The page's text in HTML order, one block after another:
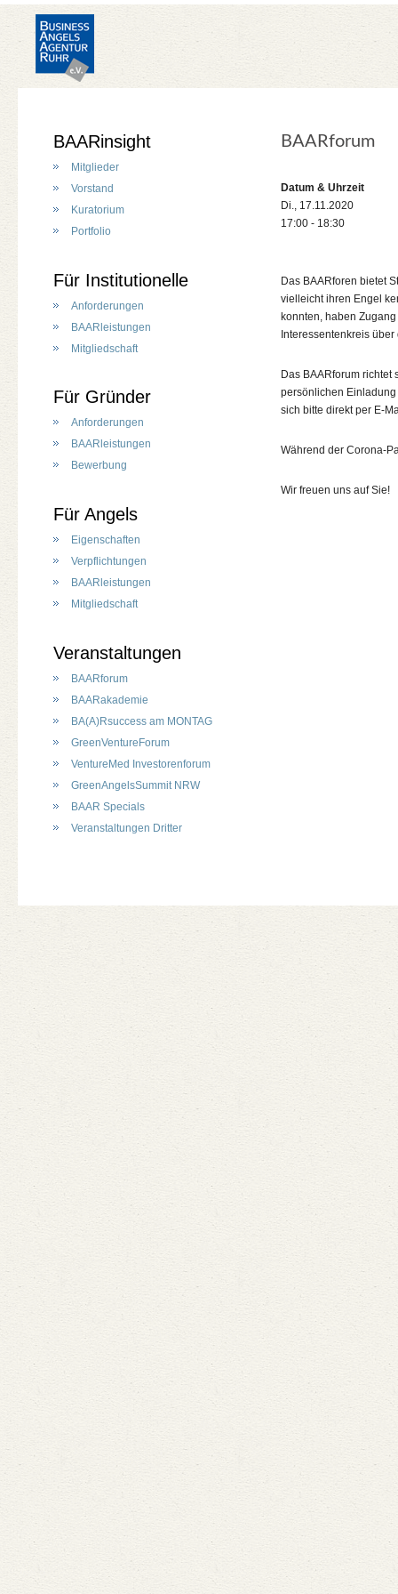
BAARforum
Datum & Uhrzeit
Di., 17.11.2020
17:00 - 18:30
Das BAARforen bietet
vielleicht ihren Engel
konnten, haben
Interessentenkreis
Das BAARforum
persönlichen
sich bitte direkt per E-
Während der Corona-
Wir freuen uns auf Sie!
BAARinsight
Mitglieder
Vorstand
Kuratorium
Portfolio
Für Institutionelle
Anforderungen
BAARleistungen
Mitgliedschaft
Für Gründer
Anforderungen
BAARleistungen
Bewerbung
Für Angels
Eigenschaften
Verpflichtungen
BAARleistungen
Mitgliedschaft
Veranstaltungen
BAARforum
BAARakademie
BA(A)Rsuccess am MONTAG
GreenVentureForum
VentureMed Investorenforum
GreenAngelsSummit NRW
BAAR Specials
Veranstaltungen Dritter